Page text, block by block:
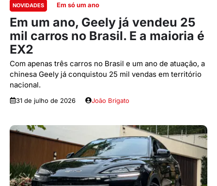
NOVIDADES Em só um ano
Em um ano, Geely já vendeu 25
mil carros no Brasil. E a maioria é
EX2
Com apenas três carros no Brasil e um ano de atuação, a
chinesa Geely já conquistou 25 mil vendas em território
nacional.
31 de julho de 2026 João Brigato